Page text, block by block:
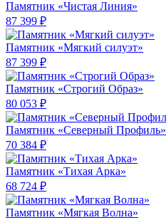
Памятник «Чистая Линия»
87 399 ₽
Памятник «Мягкий силуэт»
87 399 ₽
Памятник «Строгий Образ»
80 053 ₽
Памятник «Северный Профиль»
70 384 ₽
Памятник «Тихая Арка»
68 724 ₽
Памятник «Мягкая Волна»